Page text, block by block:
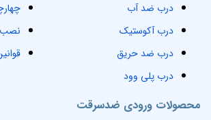
محصولات ورودی ضدسرقت
درب ضد آب
درب آکوستیک
درب ضد حریق
درب پلی وود